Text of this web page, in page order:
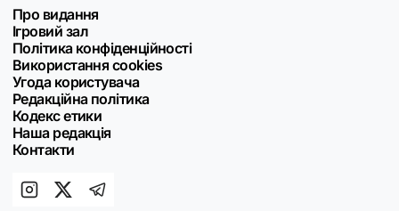
Про видання
Ігровий зал
Політика конфіденційності
Використання cookies
Угода користувача
Редакційна політика
Кодекс етики
Наша редакція
Контакти